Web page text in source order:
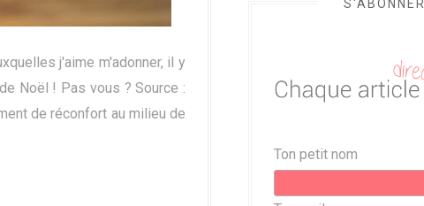
j'aime m'adonner, il y
Noël ! Pas vous ? Source :
de réconfort au milieu de
S'ABONNER
Ton petit nom